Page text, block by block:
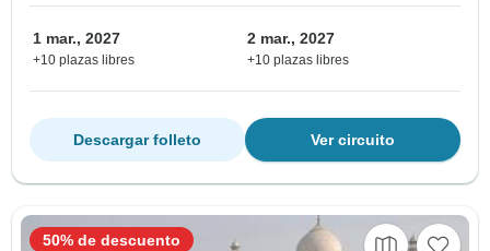
1 mar., 2027
+10 plazas libres
2 mar., 2027
+10 plazas libres
Ver circuito
Descargar folleto
50% de descuento